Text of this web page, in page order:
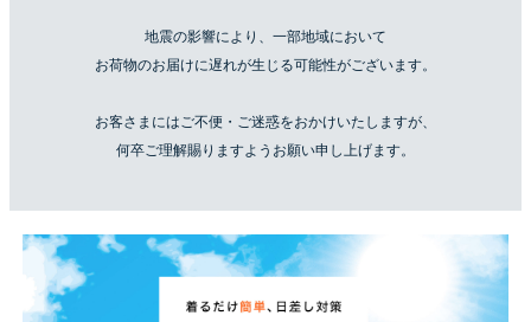
地震の影響により、一部地域において
お荷物のお届けに遅れが生じる可能性がございます。
お客さまにはご不便・ご迷惑をおかけいたしますが、
何卒ご理解賜りますようお願い申し上げます。